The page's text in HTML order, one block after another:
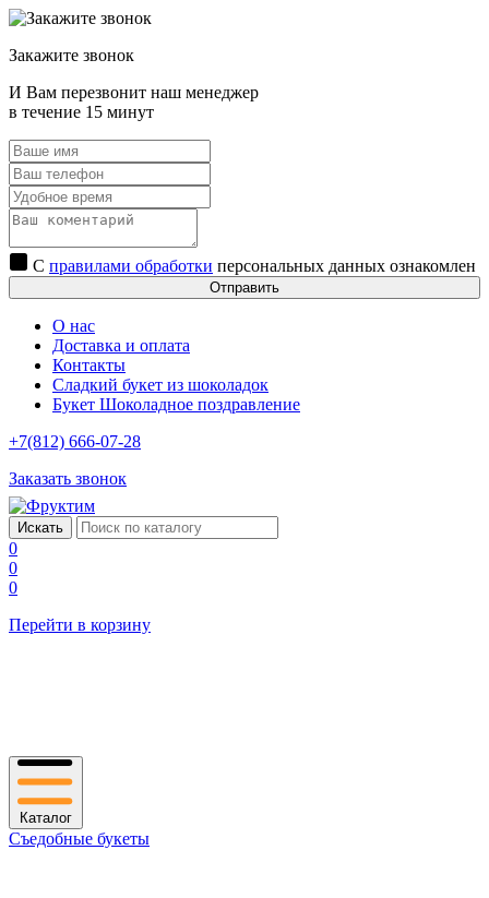
Закажите звонок
И Вам перезвонит наш менеджер
в течение 15 минут
С правилами обработки персональных данных ознакомлен
Отправить
О нас
Доставка и оплата
Контакты
Сладкий букет из шоколадок
Букет Шоколадное поздравление
+7(812) 666-07-28
Заказать звонок
0
0
0
Перейти в корзину
Каталог
Съедобные букеты